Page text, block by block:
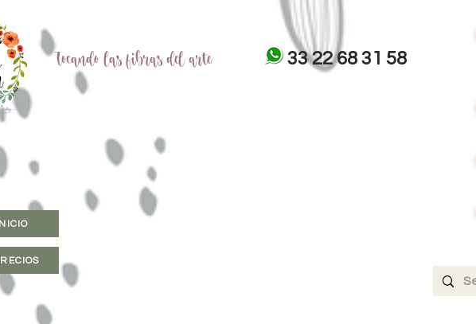
Tocando las fibras del arte 33 22 68 31 58